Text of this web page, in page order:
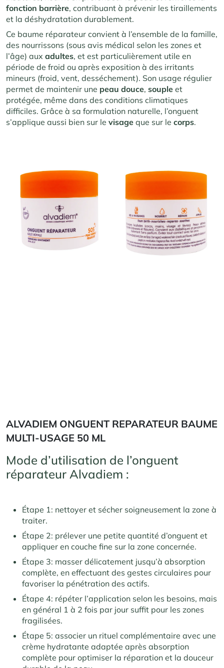
fonction barrière, contribuant à prévenir les tiraillements
et la déshydratation durablement.
Ce baume réparateur convient à l’ensemble de la famille,
des nourrissons (sous avis médical selon les zones et
l’âge) aux adultes, et est particulièrement utile en
période de froid ou après exposition à des irritants
mineurs (froid, vent, desséchement). Son usage régulier
permet de maintenir une peau douce, souple et
protégée, même dans des conditions climatiques
difficiles. Grâce à sa formulation naturelle, l’onguent
s’applique aussi bien sur le visage que sur le corps.
ALVADIEM ONGUENT REPARATEUR BAUME
MULTI-USAGE 50 ML
Mode d’utilisation de l’onguent
réparateur Alvadiem :
Étape 1: nettoyer et sécher soigneusement la zone à
traiter.
Étape 2: prélever une petite quantité d’onguent et
appliquer en couche fine sur la zone concernée.
Étape 3: masser délicatement jusqu’à absorption
complète, en effectuant des gestes circulaires pour
favoriser la pénétration des actifs.
Étape 4: répéter l’application selon les besoins, mais
en général 1 à 2 fois par jour suffit pour les zones
fragilisées.
Étape 5: associer un rituel complémentaire avec une
crème hydratante adaptée après absorption
complète pour optimiser la réparation et la douceur